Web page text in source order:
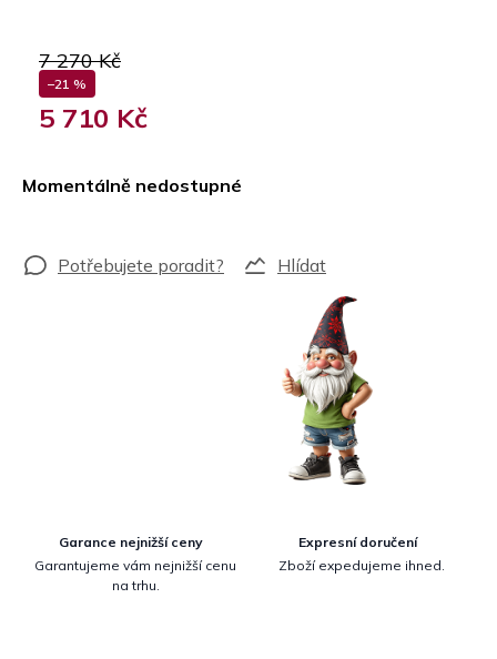
7 270 Kč
–21 %
5 710 Kč
Momentálně nedostupné
Hlídat
Garance nejnižší ceny
Garantujeme vám nejnižší cenu
na trhu.
Expresní doručení
Zboží expedujeme ihned.